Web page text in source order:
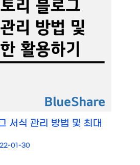
서식 관리 방법 및 최대
01-30